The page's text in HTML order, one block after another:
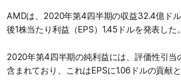
AMDは、2020年第4四半期の収益32.4億ド
後1株当たり利益（EPS）1.45ドルを発表した。
2020年第4四半期の純利益には、評価性引
含まれており、これはEPSに1.06ドルの貢献